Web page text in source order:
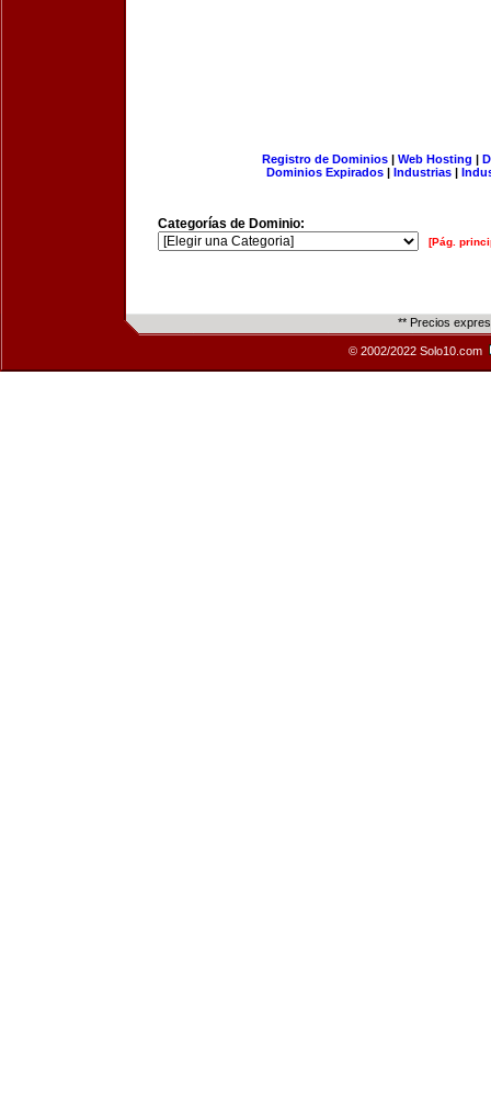
Registro de Dominios| Web Hosting |
Dominios Expirados | Industrias |
Categorías de Dominio:
[Pág.
** Precios
© 2002/2022 Solo10.com